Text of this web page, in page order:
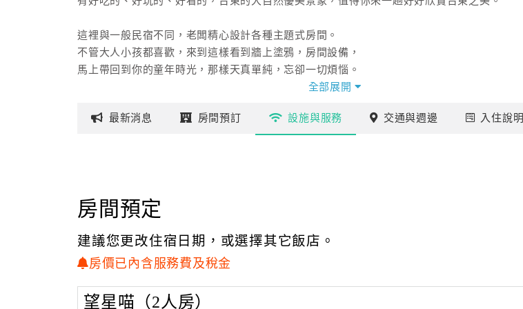
這裡與一般民宿不同，老闆精心設計各種主題式房間。
不管大人小孩都喜歡，來到這樣看到牆上塗鴉，房間設備，
馬上帶回到你的童年時光，那樣天真單純，忘卻一切煩惱。
全部展開
最新消息 房間預訂 設施與服務 交通與週邊 入住說明
房間預定
建議您更改住宿日期，或選擇其它飯店。
房價已內含服務費及稅金
望星喵（2人房）